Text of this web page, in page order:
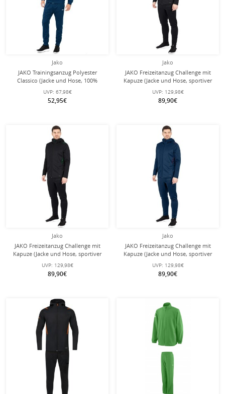
Jako
JAKO Trainingsanzug Polyester
Classico (Jacke und Hose, 100%
Polyester) dunkelblau/gelb Herren
UVP: 67,98€
52,95€
Jako
JAKO Freizeitanzug Challenge mit
Kapuze (Jacke und Hose, sportiver
Schnitt) schwarz/weiss Herren
UVP: 129,98€
89,90€
Jako
JAKO Freizeitanzug Challenge mit
Kapuze (Jacke und Hose, sportiver
Schnitt) schwarz/grün Herren
UVP: 129,98€
89,90€
Jako
JAKO Freizeitanzug Challenge mit
Kapuze (Jacke und Hose, sportiver
Schnitt) dunkelblau/rot Herren
UVP: 129,98€
89,90€